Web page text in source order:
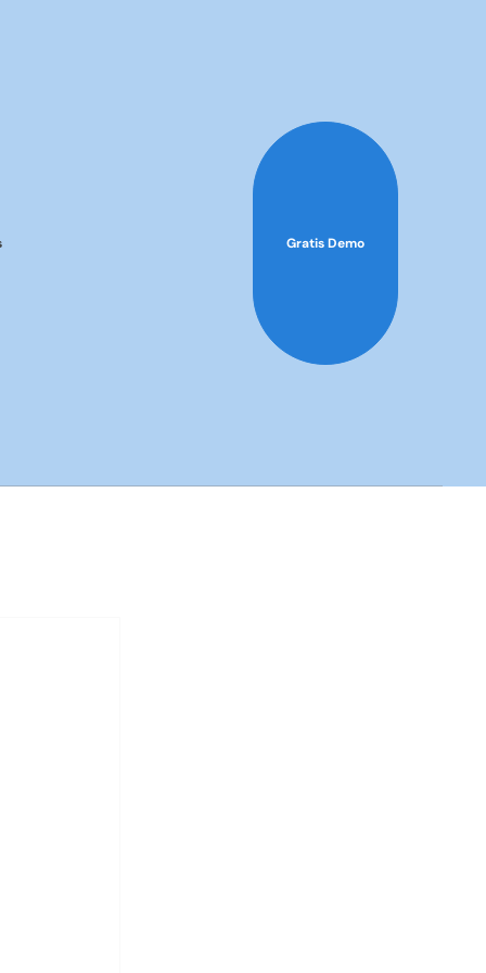
Gratis Demo